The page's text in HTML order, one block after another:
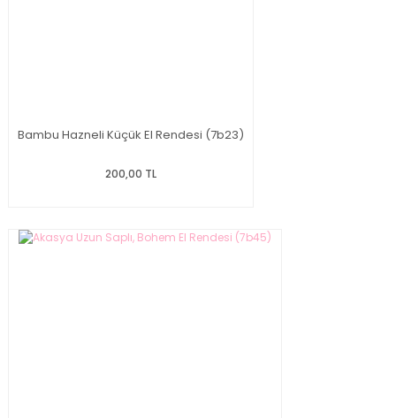
Bambu Hazneli Küçük El Rendesi (7b23)
200,00 TL